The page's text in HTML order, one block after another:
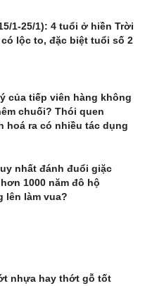
1-25/1): 4 tuổi ở hiền Trời
có lộc to, đặc biệt tuổi số 2
của tiếp viên hàng không
chuối? Thói quen
hoá ra có nhiều tác dụng
nhất đánh đuổi giặc
1000 năm đô hộ
lên làm vua?
nhựa hay thớt gỗ tốt